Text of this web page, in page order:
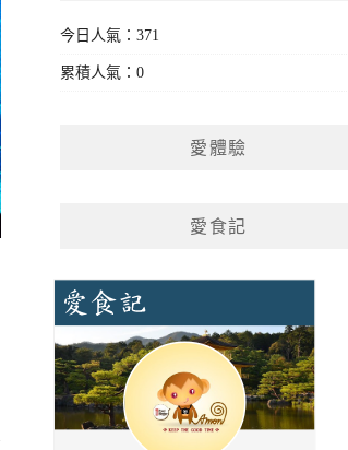
今日人氣：371
累積人氣：0
愛體驗
愛食記